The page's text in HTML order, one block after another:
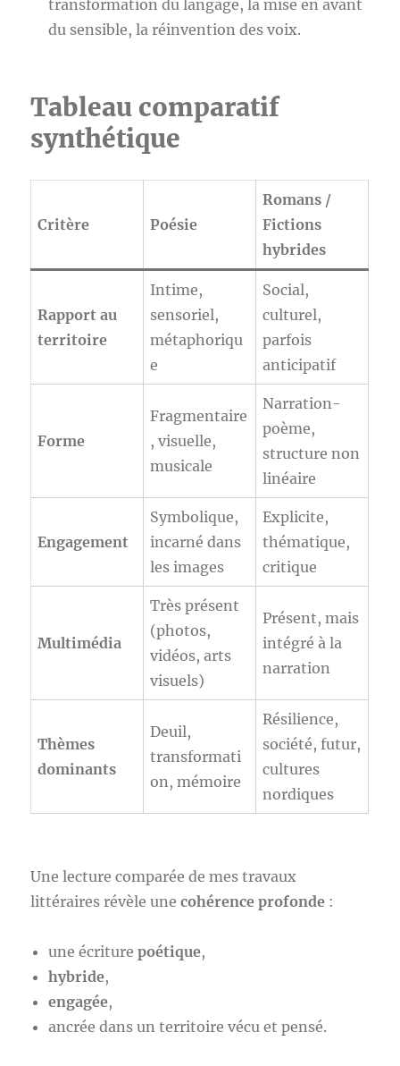
transformation du langage, la mise en avant
du sensible, la réinvention des voix.
Tableau comparatif
synthétique
Critère Poésie
Romans /
Fictions
hybrides
Rapport au
territoire
Intime,
sensoriel,
métaphoriqu
e
Social,
culturel,
parfois
anticipatif
Forme
Fragmentaire
, visuelle,
musicale
Narration-
poème,
structure non
linéaire
Engagement
Symbolique,
incarné dans
les images
Explicite,
thématique,
critique
Multimédia
Très présent
(photos,
vidéos, arts
visuels)
Présent, mais
intégré à la
narration
Thèmes
dominants
Deuil,
transformati
on, mémoire
Résilience,
société, futur,
cultures
nordiques
Une lecture comparée de mes travaux
littéraires révèle unecohérence profonde :
une écriturepoétique,
hybride,
engagée,
ancrée dans un territoire vécu et pensé.